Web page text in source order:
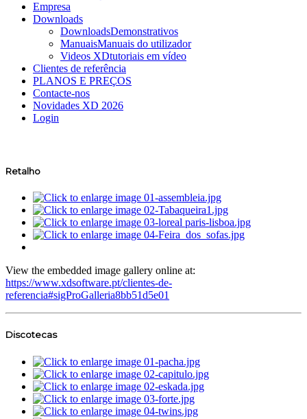
Empresa
Downloads
DownloadsDemonstrativos
ManuaisManuais do utilizador
Videos XDtutoriais em vídeo
Clientes de referência
PLANOS E PREÇOS
Contacte-nos
Novidades XD 2026
Login
Retalho
View the embedded image gallery online at:
https://www.xdsoftware.pt/clientes-de-
referencia#sigProGalleria8bb51d5e01
Discotecas